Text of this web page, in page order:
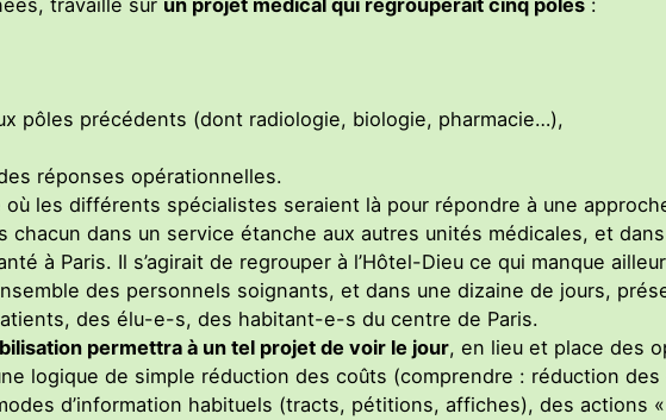
travaille sur un projet médical qui regrouperait cinq pôles :
pôles précédents (dont radiologie, biologie, pharmacie…),
réponses opérationnelles.
où les différents spécialistes seraient là pour répondre à une
dans un service étanche aux autres unités médicales, et
à Paris. Il s’agirait de regrouper à l’Hôtel-Dieu ce qui manque
des personnels soignants, et dans une dizaine de jours,
des élu-e-s, des habitant-e-s du centre de Paris.
permettra à un tel projet de voir le jour, en lieu et place des
logique de simple réduction des coûts (comprendre : réduction
d’information habituels (tracts, pétitions, affiches), des actions